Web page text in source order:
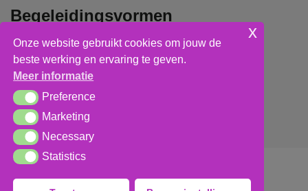
Begeleidingsvormen
Grote groepsbegeleiding
Kleine groepsbegeleiding
Individuele begeleiding
cookieverklaring
Onze website gebruikt cookies om jouw de
beste werking en ervaring te geven.
Meer informatie
PreferencePreference
MarketingMarketing
NecessaryNecessary
StatisticsStatistics
x